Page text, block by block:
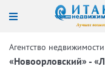
Агентство
«Новоорловский» -